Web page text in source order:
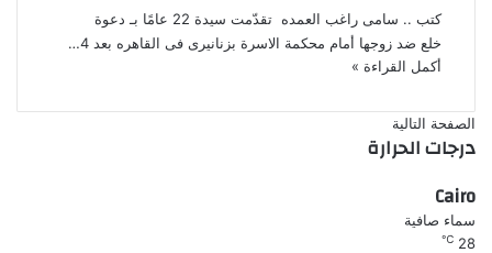
كتب .. سامى راغب العمده تقدّمت سيدة 22 عامًا بـ دعوة
خلع ضد زوجها أمام محكمة الاسرة بزنانيرى فى القاهره بعد 4…
أكمل القراءة »
الصفحة التالية
درجات الحرارة
Cairo
سماء صافية
28
℃